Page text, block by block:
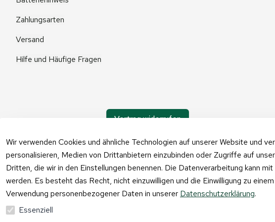
Wir verwenden Cookies und ähnliche Technologien auf unserer Website und
personalisieren, Medien von Drittanbietern einzubinden oder Zugriffe auf
Dritten, die wir in den Einstellungen benennen. Die Datenverarbeitung kann
werden. Es besteht das Recht, nicht einzuwilligen und die Einwilligung zu
Verwendung personenbezogener Daten in unserer Datenschutzerklärung.
Essenziell
Zahlungsarten
Versand
Hilfe und Häufige Fragen
Vertrag widerrufen